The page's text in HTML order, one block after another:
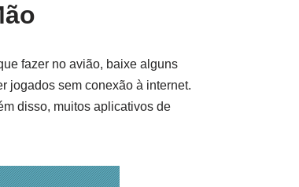
fazer no avião, baixe alguns
jogados sem conexão à internet.
disso, muitos aplicativos de